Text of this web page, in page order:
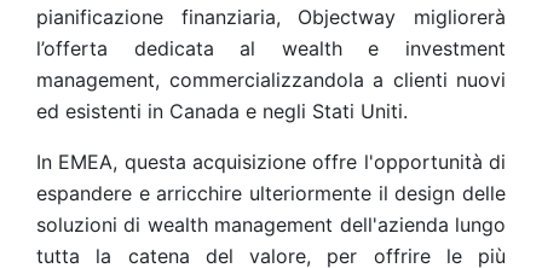
pianificazione finanziaria, Objectway migliorerà
l’offerta dedicata al wealth e investment
management, commercializzandola a clienti nuovi
ed esistenti in Canada e negli Stati Uniti.
In EMEA, questa acquisizione offre l'opportunità di
espandere e arricchire ulteriormente il design delle
soluzioni di wealth management dell'azienda lungo
tutta la catena del valore, per offrire le più